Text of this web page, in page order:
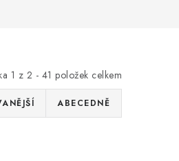
1 z 2 - 41 položek celkem
ABECEDNĚ